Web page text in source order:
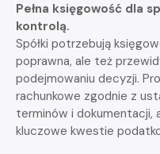
Pełna księgowość dla
kontrolą.
Spółki potrzebują
poprawna, ale też
podejmowaniu decyzji.
rachunkowe zgodnie z
terminów i dokumentacji,
kluczowe kwestie